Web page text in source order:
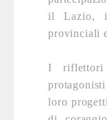
il Lazio,
provinciali
I riflettori
loro